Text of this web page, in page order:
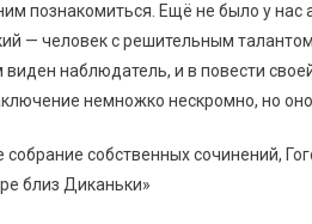
познакомиться. Ещё не было у нас
— человек с решительным
виден наблюдатель, и в повести
немножко нескромно, но
собственных сочинений,
близ Диканьки»